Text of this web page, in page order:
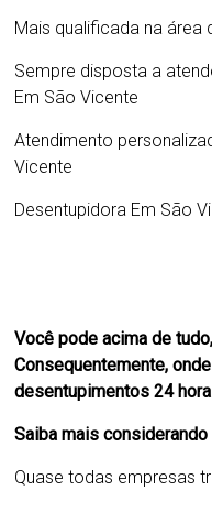
Mais qualificada na área
Sempre disposta a
Em São Vicente
Atendimento
Vicente
Desentupidora Em São
Você pode acima de
Consequentemente,
desentupimentos 24
Saiba mais
Quase todas empresas